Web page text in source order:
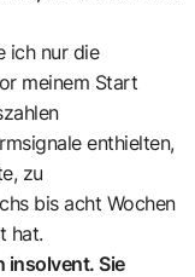
ich nur die
meinem Start
enthielten,
zu
bis acht Wochen
hat.
insolvent. Sie